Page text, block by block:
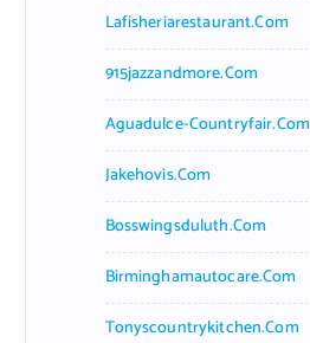
Lafisheriarestaurant.com
915jazzandmore.com
Aguadulce-Countryfair.com
Jakehovis.com
Bosswingsduluth.com
Birminghamautocare.com
Tonyscountrykitchen.com